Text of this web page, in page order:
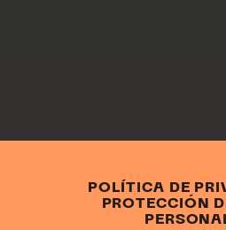
POLÍTICA DE
PROTECCIÓN